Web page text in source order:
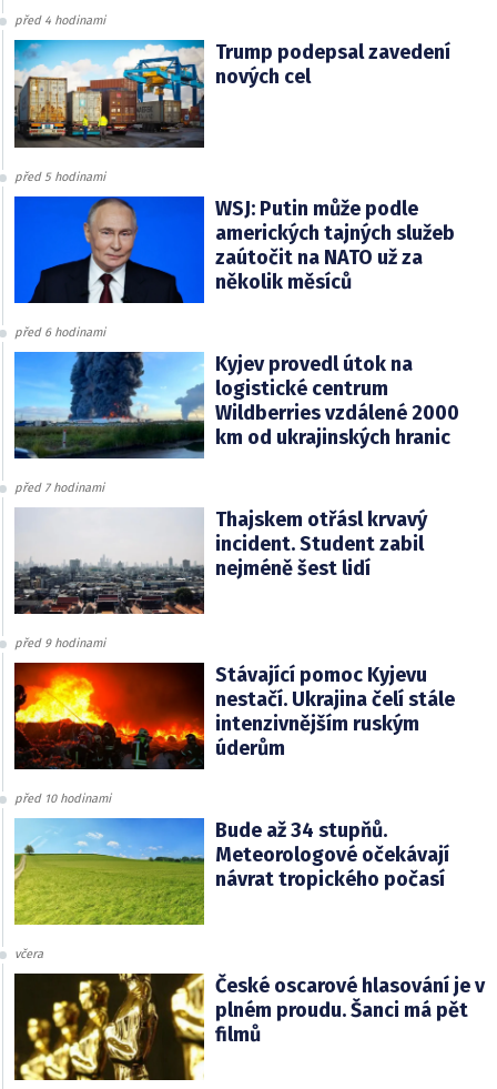
před 4 hodinami
Trump podepsal zavedení
nových cel
před 5 hodinami
WSJ: Putin může podle
amerických tajných služeb
zaútočit na NATO už za
několik měsíců
před 6 hodinami
Kyjev provedl útok na
logistické centrum
Wildberries vzdálené 2000
km od ukrajinských hranic
před 7 hodinami
Thajskem otřásl krvavý
incident. Student zabil
nejméně šest lidí
před 9 hodinami
Stávající pomoc Kyjevu
nestačí. Ukrajina čelí stále
intenzivnějším ruským
úderům
před 10 hodinami
Bude až 34 stupňů.
Meteorologové očekávají
návrat tropického počasí
včera
České oscarové hlasování je v
plném proudu. Šanci má pět
filmů